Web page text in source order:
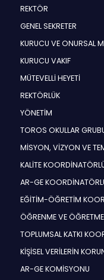
REKTÖR
GENEL SEKRETER
KURUCU VE ONURSAL
KURUCU VAKIF
MÜTEVELLİ HEYETİ
REKTÖRLÜK
YÖNETİM
TOROS OKULLAR
MİSYON, VİZYON VE
KALİTE
AR-GE
EĞİTİM-ÖĞRETİM
ÖĞRENME VE
TOPLUMSAL KATKI
KİŞİSEL VERİLERİN
AR-GE KOMİSYONU